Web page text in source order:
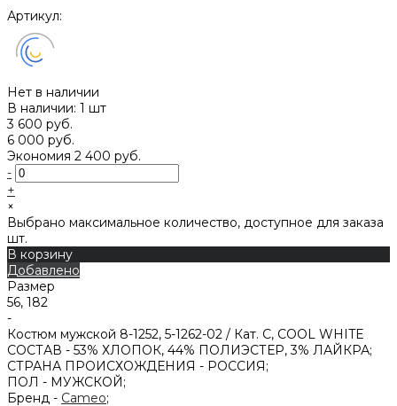
Артикул:
Нет в наличии
В наличии: 1 шт
3 600 руб.
6 000 руб.
Экономия 2 400 руб.
-
+
×
Выбрано максимальное количество, доступное для заказа
шт.
В корзину
Добавлено
Размер
56, 182
-
Костюм мужской 8-1252, 5-1262-02 / Кат. C, COOL WHITE
СОСТАВ - 53% ХЛОПОК, 44% ПОЛИЭСТЕР, 3% ЛАЙКРА;
СТРАНА ПРОИСХОЖДЕНИЯ - РОССИЯ;
ПОЛ - МУЖСКОЙ;
Бренд - Cameo;